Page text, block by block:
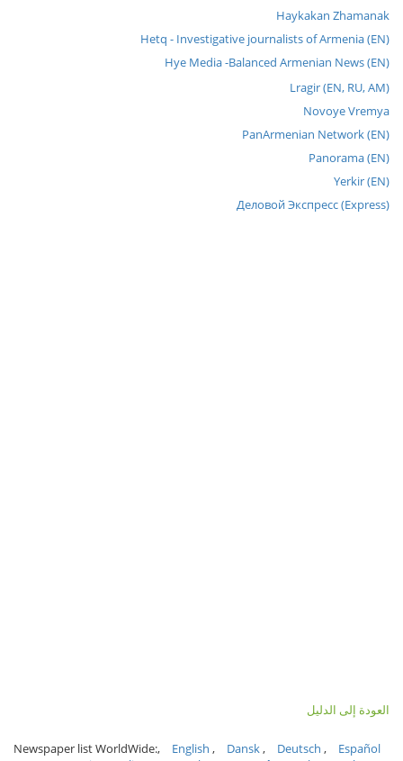
Haykakan Zhamanak
Hetq - Investigative journalists of Armenia (EN)
Hye Media -Balanced Armenian News (EN)
Lragir (EN, RU, AM)
Novoye Vremya
PanArmenian Network (EN)
Panorama (EN)
Yerkir (EN)
Деловой Экспресс (Express)
العودة إلى الدليل
Newspaper list WorldWide: English Dansk Deutsch
Español